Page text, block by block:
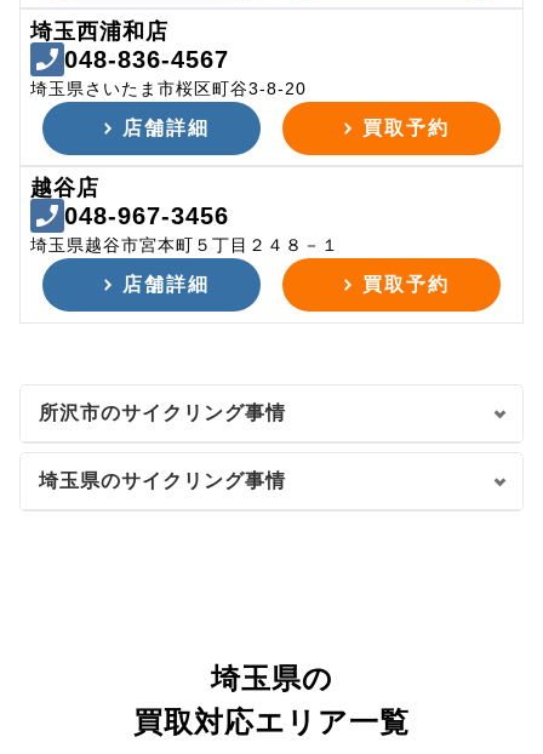
埼玉西浦和店
048-836-4567
埼玉県さいたま市桜区町谷3-8-20
店舗詳細 買取予約
越谷店
048-967-3456
埼玉県越谷市宮本町５丁目２４８－１
店舗詳細 買取予約
所沢市のサイクリング事情
埼玉県のサイクリング事情
埼玉県の
買取対応エリア一覧